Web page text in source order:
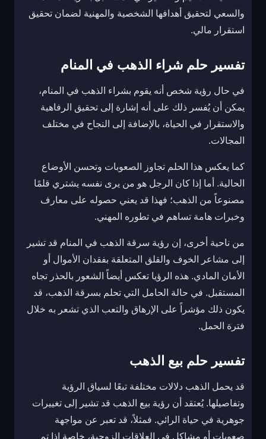
والسعي لتحقيق أهدافها الشخصية والمهنية لضمان تحقيق
استقرار مالي.
تفسير حلم شراء الذهب في المنام
في حال رؤية شخص أنه يقوم بشراء الذهب في المنام،
يمكن أن يُفسر ذلك على أنه إشارة إلى تحقيق الرفاهية
والاستقرار في الحياة، بالإضافة إلى النجاح في مختلف
المجالات.
كما يعكس هذا الحلم تجاوز الصعوبات وتحسن الأوضاع
الحالية. أما إذا كان الرجل هو من يرى نفسه يشتري قلمًا
مصنوعاً من الذهب؛ فهذا قد يعني حصوله على معارف
وخبرات هامة تساهم في تطوره المهني.
من ناحية أخرى، إن رؤية سرقة الذهب في المنام قد تشير
إلى مشاعر الخوف والقلق المتعلقة بفقدان الأموال أو
الأمان المادي. هذه الرؤيا تعكس أيضاً الشعور بالحذر تجاه
المستقبل. في حالة الحامل التي تحلم بسرقة الذهب، قد
يكون ذلك مؤشراً على الإرهاق والتعب الذي تشعر به خلال
فترة الحمل.
تفسير حلم بيع الذهب
قد يحمل الذهب دلالات مختلفة تبعًا لسياق الرؤية
وتفاصيلها. يُعتقد أن رؤية بيع الذهب قد تشير إلى تغييرات
جوهرية في حياة الرائي. فمثلاً، قد تعبر عن مواجهة
صعوبات أو مشاكل في العلاقات الزوجية، خاصة إذا تم